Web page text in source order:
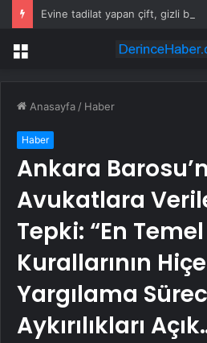
Menü
Anasayfa / Haber
Haber
Ankara
Avukatlara
Tepki: “En
Kurallarının Hiçe
Yargılama
Aykırılıkları